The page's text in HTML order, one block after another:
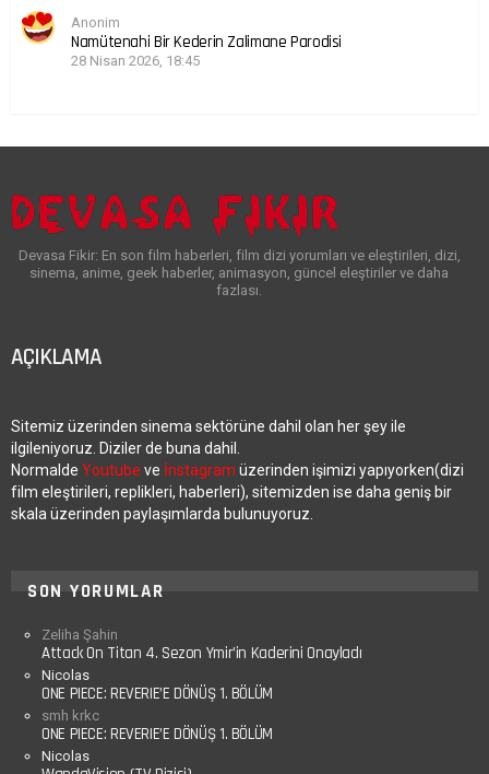
Anonim
Namütenahi Bir Kederin Zalimane Parodisi
28 Nisan 2026, 18:45
Devasa Fikir: En son film haberleri, film dizi yorumları ve eleştirileri, dizi,
sinema, anime, geek haberler, animasyon, güncel eleştiriler ve daha
fazlası.
AÇIKLAMA
Sitemiz üzerinden sinema sektörüne dahil olan her şey ile
ilgileniyoruz. Diziler de buna dahil.
Normalde Youtube ve İnstagram üzerinden işimizi yapıyorken(dizi
film eleştirileri, replikleri, haberleri), sitemizden ise daha geniş bir
skala üzerinden paylaşımlarda bulunuyoruz.
SON YORUMLAR
Zeliha Şahin
Attack On Titan 4. Sezon Ymir’in Kaderini Onayladı
Nicolas
ONE PIECE: REVERIE’E DÖNÜŞ 1. BÖLÜM
smh krkc
ONE PIECE: REVERIE’E DÖNÜŞ 1. BÖLÜM
Nicolas